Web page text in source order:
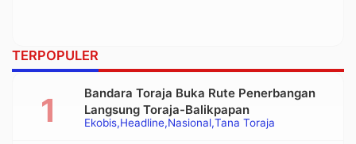
TERPOPULER
Ekobis Headline Nasional Tana Toraja
Bandara Toraja Buka Rute Penerbangan
Langsung Toraja-Balikpapan